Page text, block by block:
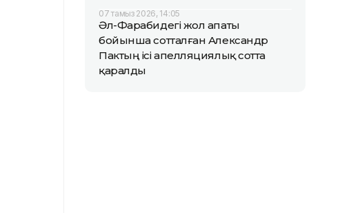
07 тамыз 2026, 14:05
Әл-Фарабидегі жол апаты
бойынша сотталған Александр
Пактың ісі апелляциялық сотта
қаралды